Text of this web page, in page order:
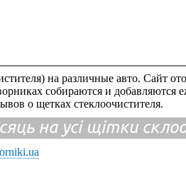
на различные авто. Сайт
собираются и добавляются
о щетках стеклоочистителя.
на усі щітки